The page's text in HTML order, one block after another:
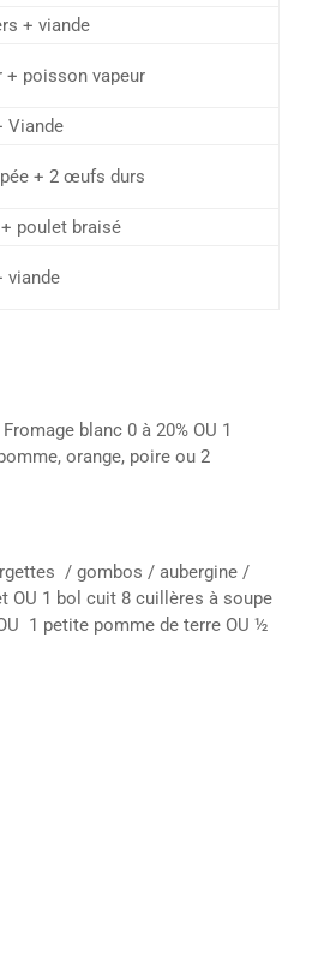
+ viande
+ poisson vapeur
Viande
+ 2 œufs durs
poulet braisé
viande
blanc 0 à 20% OU 1
orange, poire ou 2
/ gombos / aubergine /
OU 1 bol cuit 8 cuillères à soupe
1 petite pomme de terre OU ½